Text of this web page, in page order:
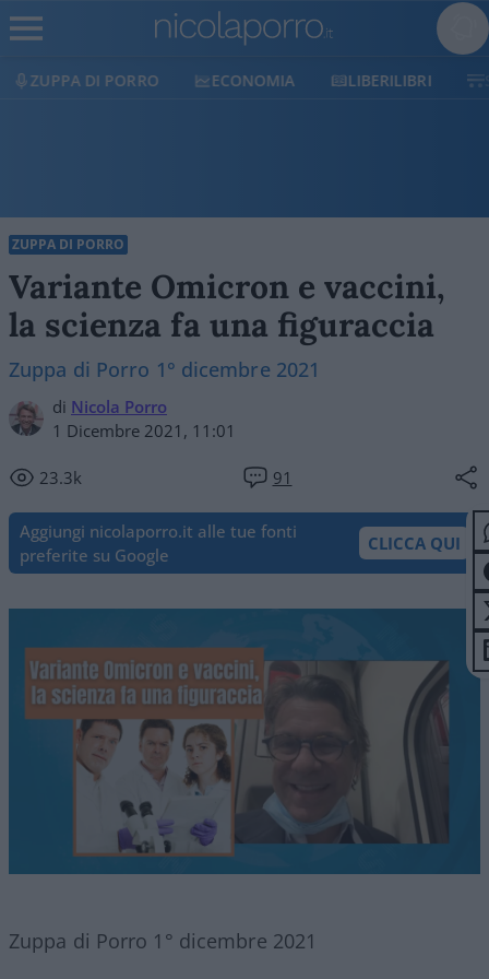
ECONOMIA LIBERILIBRI SHOP
ZUPPA DI PORRO
Variante Omicron e vaccini,
la scienza fa una figuraccia
Zuppa di Porro 1° dicembre 2021
di Nicola Porro
1 Dicembre 2021, 11:01
23.3k 91
Aggiungi nicolaporro.it alle tue fonti
preferite su Google
CLICCA QUI
Zuppa di Porro 1° dicembre 2021